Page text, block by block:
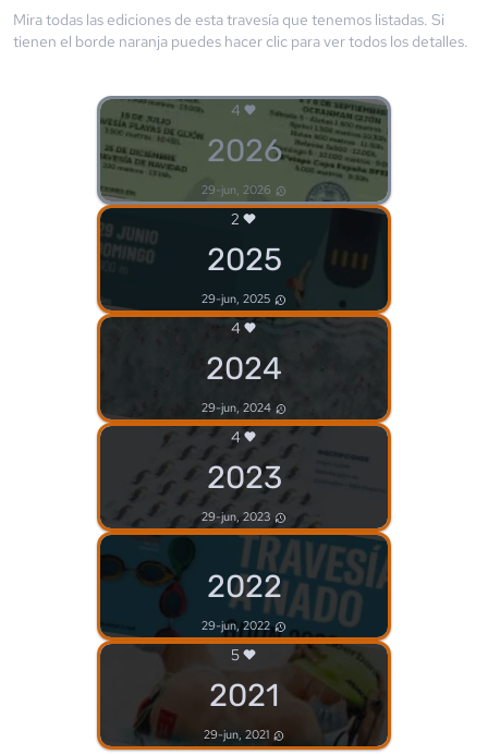
Mira todas las ediciones de esta travesía que tenemos listadas. Si
tienen el borde naranja puedes hacer clic para ver todos los detalles.
4
2026
29-jun, 2026
2
2025
29-jun, 2025
4
2024
29-jun, 2024
4
2023
29-jun, 2023
2022
29-jun, 2022
5
2021
29-jun, 2021